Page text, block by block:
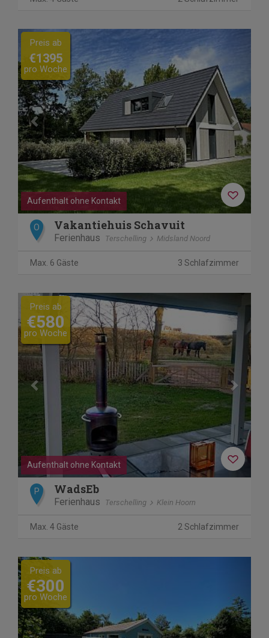
Previous
Aufenthalt ohne Kontakt
Preis ab
€1395
pro Woche
O Vakantiehuis Schavuit
Ferienhaus Terschelling Midsland Noord
Max. 6 Gäste 3 Schlafzimmer
Previous
Aufenthalt ohne Kontakt
Preis ab
€580
pro Woche
P WadsEb
Ferienhaus Terschelling Klein Hoorn
Max. 4 Gäste 2 Schlafzimmer
Previous
Preis ab
€300
pro Woche